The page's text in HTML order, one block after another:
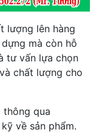
lượng lên hàng
mà còn hỗ
tư vấn lựa chọn
chất lượng cho
thông qua
về sản phẩm.